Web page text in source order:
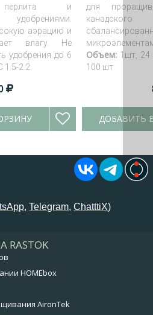
перлита и
аэрацию и
влагу. Не
удобрения до 6
1.5-2.2.
для
Объем: 1шт, 24
100 шт
ДОБАВИТЬ
,Telegram,ChatttiX)
HOMEbox
AironTek